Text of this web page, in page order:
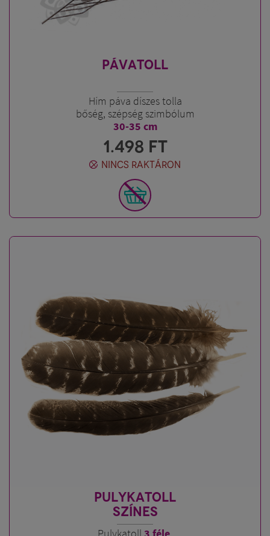
PÁVATOLL
Hím páva díszes tolla
bőség, szépség szimbólum
30-35 cm
1.498 FT
NINCS RAKTÁRON
PULYKATOLL
SZÍNES